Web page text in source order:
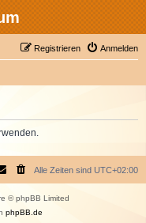
Anmelden
Registrieren
Alle Zeiten sind UTC+02:00
© phpBB Limited
phpBB.de